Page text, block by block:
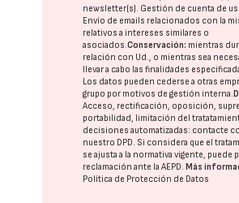
newsletter(s). Gestión de cuenta de
Envío de emails relacionados con la
relativos a intereses similares o
asociados.Conservación: mientras
relación con Ud., o mientras sea
llevar a cabo las finalidades
Los datos pueden cederse a otras
grupo por motivos de gestión interna.
Acceso, rectificación, oposición,
portabilidad, limitación del
decisiones automatizadas: contacte
nuestro DPD. Si considera que el
se ajusta a la normativa vigente, puede
reclamación ante laAEPD.Más
Política de Protección de Datos